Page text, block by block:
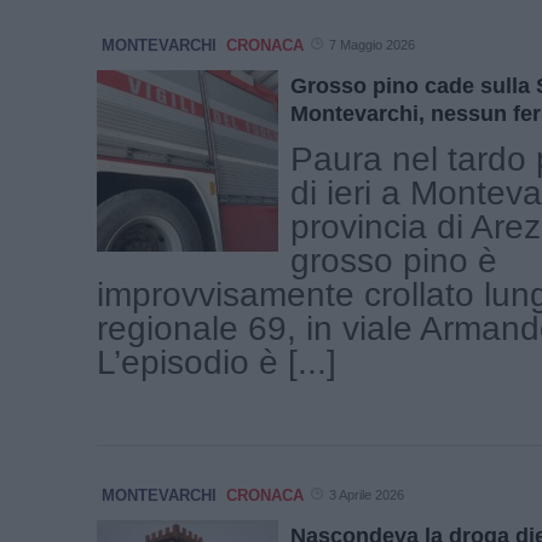
MONTEVARCHI CRONACA 7 Maggio 2026
Grosso pino cade sulla
Montevarchi, nessun
Paura nel tardo
di ieri a
provincia di
grosso pino è
improvvisamente crollato
regionale 69, in viale
L’episodio è [...]
MONTEVARCHI CRONACA 3 Aprile 2026
Nascondeva la droga